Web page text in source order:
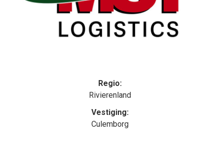
Regio:
Rivierenland
Vestiging:
Culemborg